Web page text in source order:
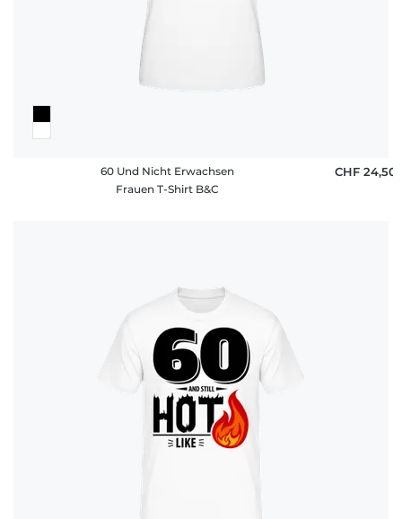
60 Und Nicht Erwachsen
Frauen T-Shirt B&C
CHF 24,50